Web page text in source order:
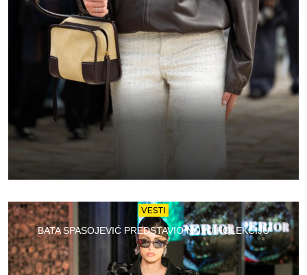
VESTI
BATA SPASOJEVIĆ PREDSTAVIO NOVU KOLEKCIJU